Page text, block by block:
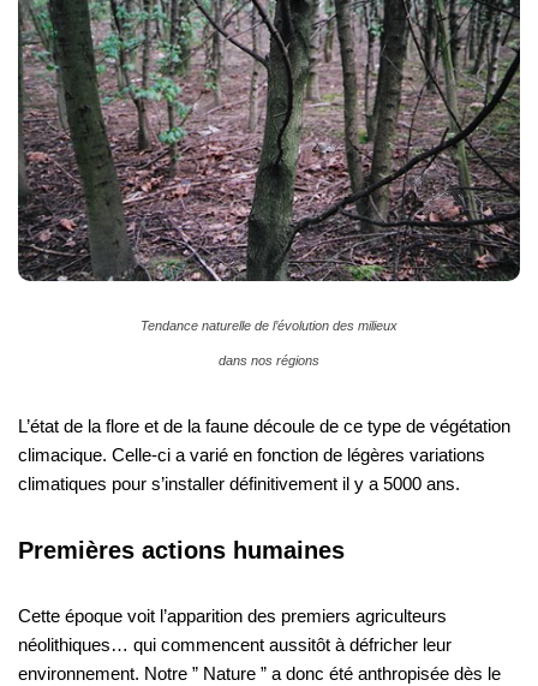
Tendance naturelle de l’évolution des milieux
dans nos régions
L’état de la flore et de la faune découle de ce type de végétation
climacique. Celle-ci a varié en fonction de légères variations
climatiques pour s’installer définitivement il y a 5000 ans.
Premières actions humaines
Cette époque voit l’apparition des premiers agriculteurs
néolithiques… qui commencent aussitôt à défricher leur
environnement. Notre ” Nature ” a donc été anthropisée dès le